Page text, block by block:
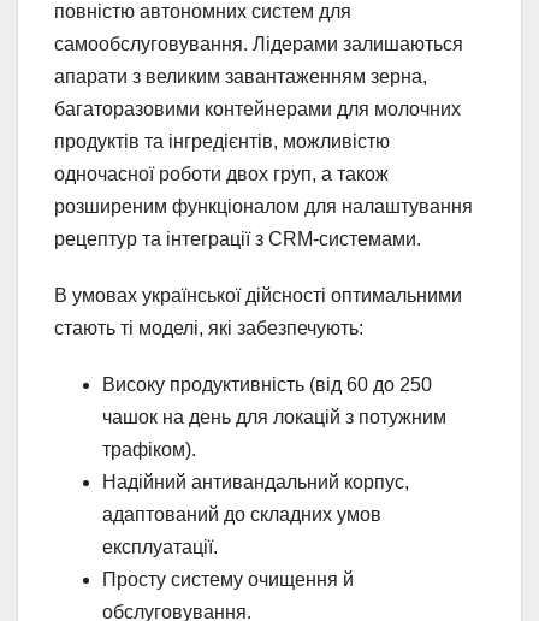
повністю автономних систем для
самообслуговування. Лідерами залишаються
апарати з великим завантаженням зерна,
багаторазовими контейнерами для молочних
продуктів та інгредієнтів, можливістю
одночасної роботи двох груп, а також
розширеним функціоналом для налаштування
рецептур та інтеграції з CRM-системами.
В умовах української дійсності оптимальними
стають ті моделі, які забезпечують:
Високу продуктивність (від 60 до 250
чашок на день для локацій з потужним
трафіком).
Надійний антивандальний корпус,
адаптований до складних умов
експлуатації.
Просту систему очищення й
обслуговування.